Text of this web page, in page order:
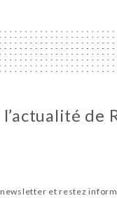
de
et restez